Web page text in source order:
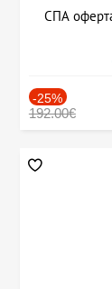
СПА
-25%
192.00€